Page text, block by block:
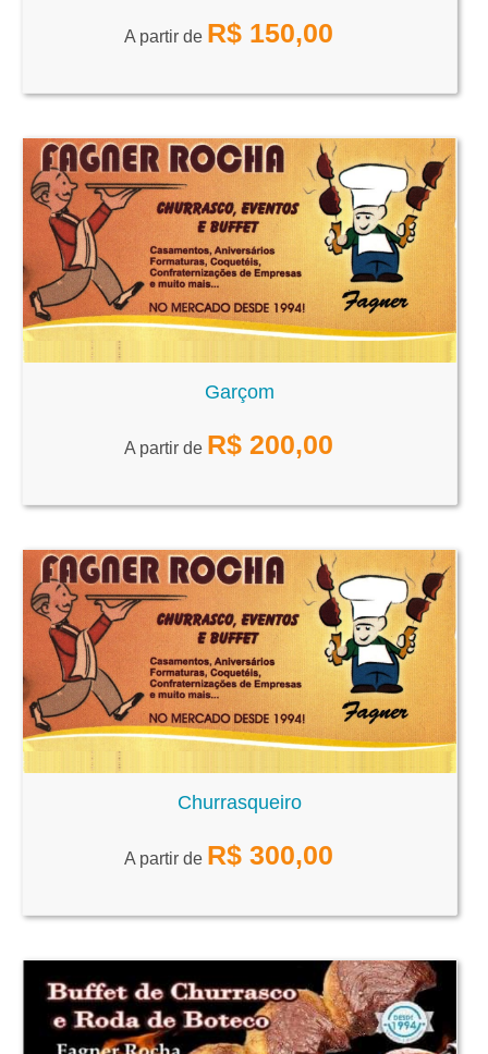
A partir de R$ 150,00
Garçom
A partir de R$ 200,00
Churrasqueiro
A partir de R$ 300,00